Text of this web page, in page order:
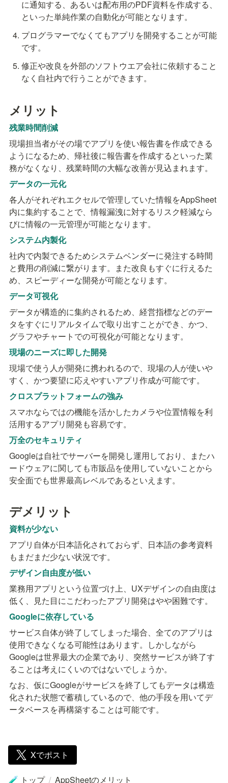
に通知する、あるいは配布用のPDF資料を作成する、
といった単純作業の自動化が可能となります。
プログラマーでなくてもアプリを開発することが可能
です。
修正や改良を外部のソフトウエア会社に依頼すること
なく自社内で行うことができます。
メリット
残業時間削減
現場担当者がその場でアプリを使い報告書を作成できる
ようになるため、帰社後に報告書を作成するといった業
務がなくなり、残業時間の大幅な改善が見込まれます。
データの一元化
各人がそれぞれエクセルで管理していた情報をAppSheet
内に集約することで、情報漏洩に対するリスク軽減なら
びに情報の一元管理が可能となります。
システム内製化
社内で内製できるためシステムベンダーに発注する時間
と費用の削減に繋がります。また改良もすぐに行えるた
め、スピーディーな開発が可能となります。
データ可視化
データが構造的に集約されるため、経営指標などのデー
タをすぐにリアルタイムで取り出すことができ、かつ、
グラフやチャートでの可視化が可能となります。
現場のニーズに即した開発
現場で使う人が開発に携われるので、現場の人が使いや
すく、かつ要望に応えやすいアプリ作成が可能です。
クロスプラットフォームの強み
スマホならではの機能を活かしたカメラや位置情報を利
活用するアプリ開発も容易です。
万全のセキュリティ
Googleは自社でサーバーを開発し運用しており、またハ
ードウェアに関しても市販品を使用していないことから
安全面でも世界最高レベルであるといえます。
デメリット
資料が少ない
アプリ自体が日本語化されておらず、日本語の参考資料
もまだまだ少ない状況です。
デザイン自由度が低い
業務用アプリという位置づけ上、UXデザインの自由度は
低く、見た目にこだわったアプリ開発はやや困難です。
Googleに依存している
サービス自体が終了してしまった場合、全てのアプリは
使用できなくなる可能性はあります。しかしながら
Googleは世界最大の企業であり、突然サービスが終了す
ることは考えにくいのではないでしょうか。
なお、仮にGoogleがサービスを終了してもデータは構造
化された状態で蓄積しているので、他の手段を用いてデ
ータベースを再構築することは可能です。
Xでポスト
🧪 トップ / AppSheetのメリット